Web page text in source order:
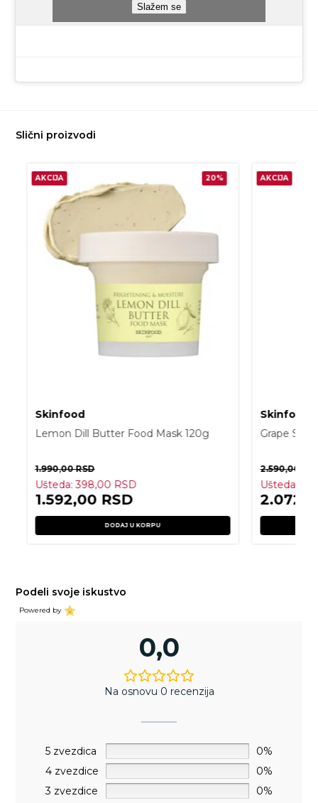
Slažem se
Slični proizvodi
AKCIJA 20%
Skinfood
Lemon Dill Butter Food Mask 120g
1.990,00RSD
Ušteda:398,00 RSD
1.592,00 RSD
DODAJ U KORPU
AKCIJA
Skinfood
Grape
2.590,00
Ušteda:
Podeli svoje iskustvo
Powered by
0,0
Na osnovu 0 recenzija
5 zvezdica
0%
4 zvezdice
0%
3 zvezdice
0%